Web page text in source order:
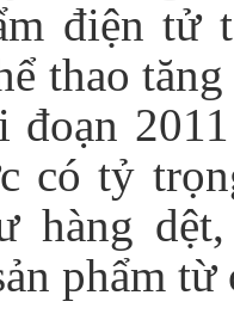
điện tử
thao
có tỷ
hàng
phẩm